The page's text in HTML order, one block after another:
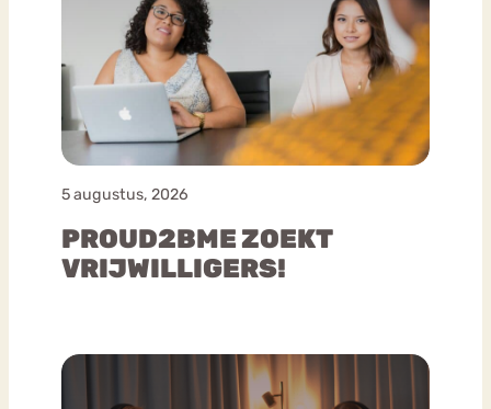
5 augustus, 2026
PROUD2BME ZOEKT
VRIJWILLIGERS!